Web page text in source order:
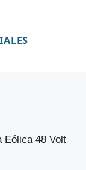
Eólica 48 Volt